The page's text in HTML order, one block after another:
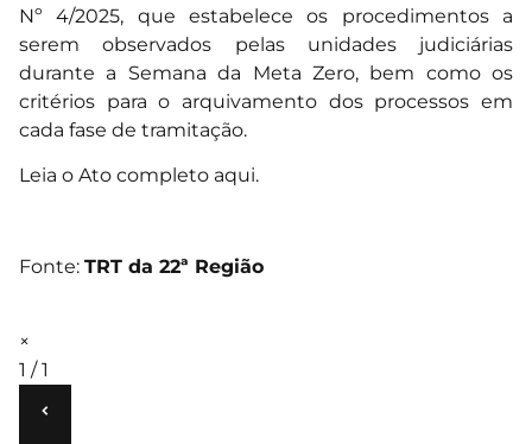
Nº 4/2025, que estabelece os procedimentos a
serem observados pelas unidades judiciárias
durante a Semana da Meta Zero, bem como os
critérios para o arquivamento dos processos em
cada fase de tramitação.
Leia o Ato completo aqui.
Fonte: TRT da 22ª Região
×
1 / 1
‹